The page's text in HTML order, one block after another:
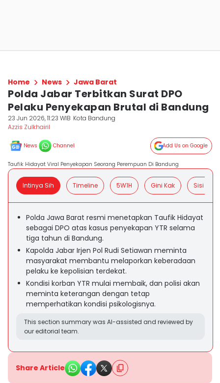
Home News Jawa Barat
Polda Jabar Terbitkan Surat DPO
Pelaku Penyekapan Brutal di Bandung
23 Jun 2026, 11:23 WIB Kota Bandung
Azzis Zulkhairil
News Channel Add Us on Google
Taufik Hidayat Viral Penyekapan Seorang Perempuan Di Bandung
Intinya Sih Timeline 5W1H Gini Kak Sisi
Polda Jawa Barat resmi menetapkan Taufik Hidayat
sebagai DPO atas kasus penyekapan YTR selama
tiga tahun di Bandung.
Kapolda Jabar Irjen Pol Rudi Setiawan meminta
masyarakat membantu melaporkan keberadaan
pelaku ke kepolisian terdekat.
Kondisi korban YTR mulai membaik, dan polisi akan
meminta keterangan dengan tetap
memperhatikan kondisi psikologisnya.
This section summary was AI-assisted and reviewed by
our editorial team.
Share Article